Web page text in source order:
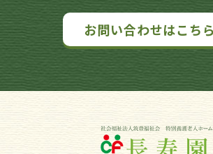
お問い合わせはこち